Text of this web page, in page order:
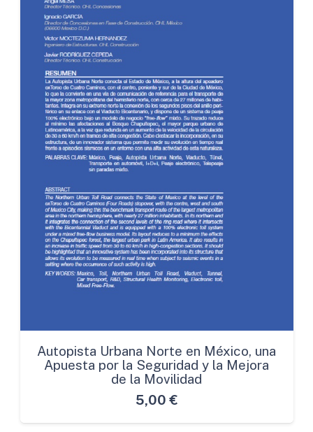
Autopista Urbana Norte en México, una
Apuesta por la Seguridad y la Mejora
de la Movilidad
5,00 €